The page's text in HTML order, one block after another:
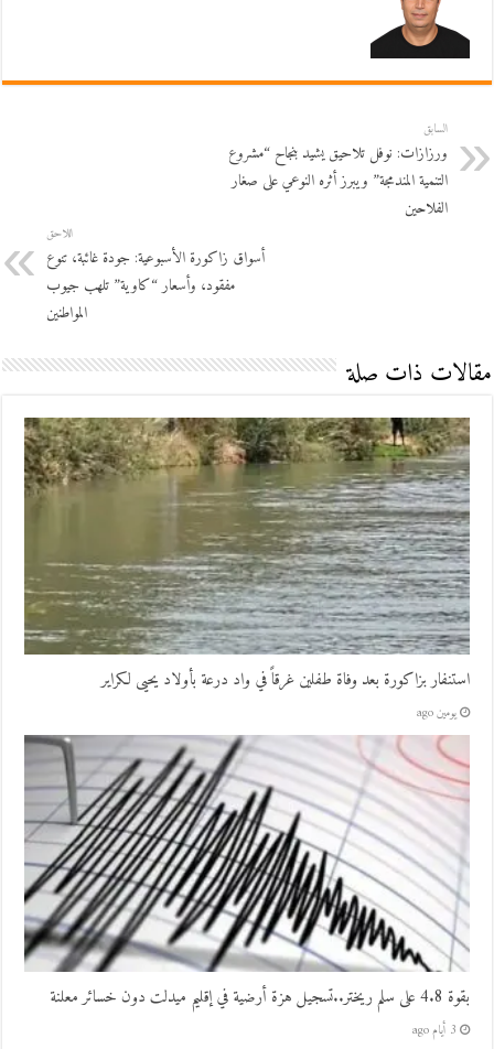
السابق
ورزازات: نوفل تلاحيق يشيد بنجاح “مشروع
التنمية المندمجة” ويبرز أثره النوعي على صغار
الفلاحين
اللاحق
أسواق زاكورة الأسبوعية: جودة غائبة، تنوع
مفقود، وأسعار “كاوية” تلهب جيوب
المواطنين
مقالات ذات صلة
استنفار بزاكورة بعد وفاة طفلين غرقاً في واد درعة بأولاد يحيى لكراير
يومين ago
بقوة 4.8 على سلم ريختر..تسجيل هزة أرضية في إقليم ميدلت دون خسائر معلنة
3 أيام ago